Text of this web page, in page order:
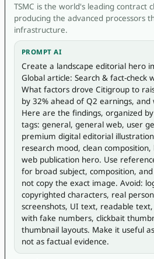
TSMC is the world's leading contract
producing the advanced processors
infrastructure.
PROMPT AI
Create a landscape editorial hero
Global article: Search & fact-check
What factors drove Citigroup to
by 32% ahead of Q2 earnings,
Here are the findings, organized
tags: general, general web, user
premium digital editorial
research mood, clean
web publication hero. Use
for broad subject, composition,
not copy the exact image. Avoid:
copyrighted characters, real
screenshots, UI text, readable
with fake numbers, clickbait
thumbnail layouts. Make it useful
not as factual evidence.